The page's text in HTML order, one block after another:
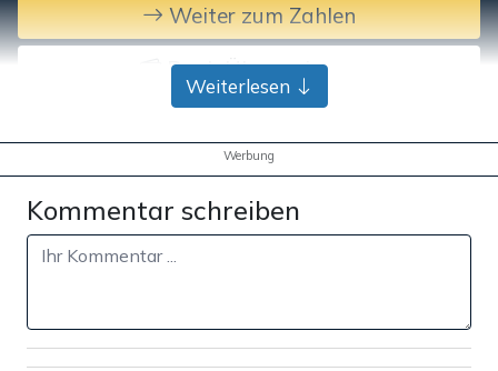
Weiter zum Zahlen
Bank-Überweisung
Weiterlesen
Werbung
Kommentar schreiben